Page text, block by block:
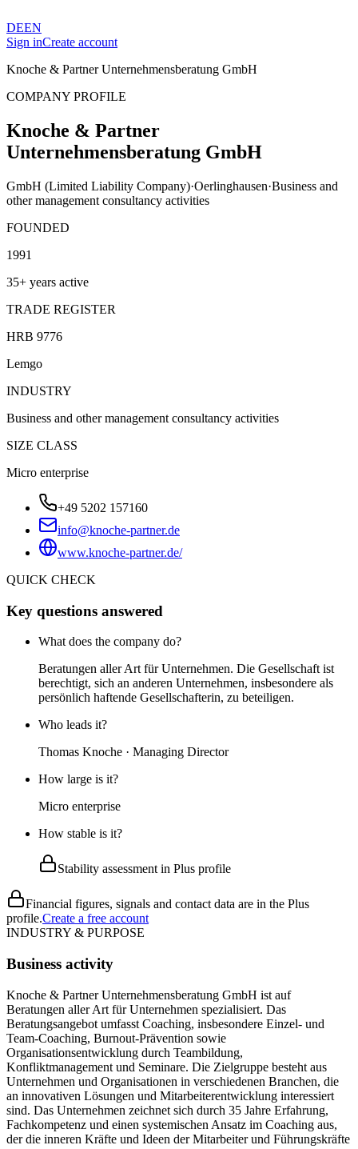
DEEN
Sign inCreate account
Knoche & Partner Unternehmensberatung GmbH
COMPANY PROFILE
Knoche & Partner
Unternehmensberatung GmbH
GmbH (Limited Liability Company)·Oerlinghausen·Business and
other management consultancy activities
FOUNDED
1991
35+ years active
TRADE REGISTER
HRB 9776
Lemgo
INDUSTRY
Business and other management consultancy activities
SIZE CLASS
Micro enterprise
+49 5202 157160
info@knoche-partner.de
www.knoche-partner.de/
QUICK CHECK
Key questions answered
What does the company do?
Beratungen aller Art für Unternehmen. Die Gesellschaft ist
berechtigt, sich an anderen Unternehmen, insbesondere als
persönlich haftende Gesellschafterin, zu beteiligen.
Who leads it?
Thomas Knoche · Managing Director
How large is it?
Micro enterprise
How stable is it?
Stability assessment in Plus profile
Financial figures, signals and contact data are in the Plus
profile.Create a free account
INDUSTRY & PURPOSE
Business activity
Knoche & Partner Unternehmensberatung GmbH ist auf
Beratungen aller Art für Unternehmen spezialisiert. Das
Beratungsangebot umfasst Coaching, insbesondere Einzel- und
Team-Coaching, Burnout-Prävention sowie
Organisationsentwicklung durch Teambildung,
Konfliktmanagement und Seminare. Die Zielgruppe besteht aus
Unternehmen und Organisationen in verschiedenen Branchen, die
an innovativen Lösungen und Mitarbeiterentwicklung interessiert
sind. Das Unternehmen zeichnet sich durch 35 Jahre Erfahrung,
Fachkompetenz und einen systemischen Ansatz im Coaching aus,
der die inneren Kräfte und Ideen der Mitarbeiter und Führungskräfte